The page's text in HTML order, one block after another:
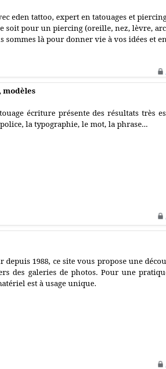
eden tattoo, expert en tatouages et
soit pour un piercing (oreille, nez, lèvre,
là pour donner vie à vos idées et
modèles
écriture présente des résultats très
la typographie, le mot, la phrase...
depuis 1988, ce site vous propose une
des galeries de photos. Pour une
est à usage unique.